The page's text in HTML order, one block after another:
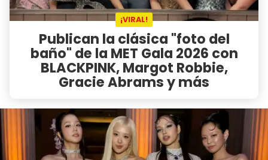
¡VIRAL!
Publican la clásica "foto del
baño" de la MET Gala 2026 con
BLACKPINK, Margot Robbie,
Gracie Abrams y más